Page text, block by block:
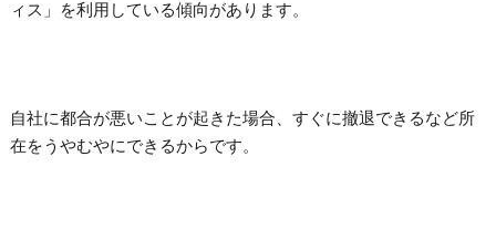
ィス」を利用している傾向があります。
自社に都合が悪いことが起きた場合、すぐに撤退できるなど所
在をうやむやにできるからです。